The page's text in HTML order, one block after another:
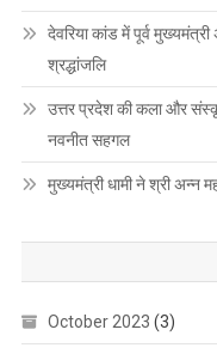
देवरिया कांड में पूर्व
श्रद्धांजलि
उत्तर प्रदेश की कला और
नवनीत सहगल
मुख्यमंत्री धामी ने श्री अन्न
October 2023 (3)